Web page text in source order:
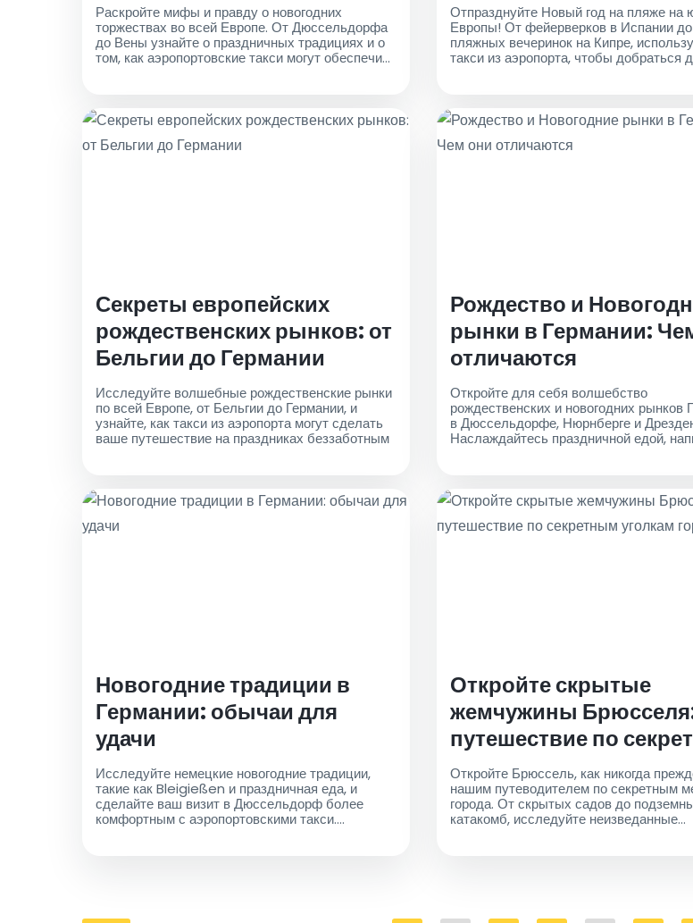
Раскройте мифы и правду о новогодних
торжествах во всей Европе. От Дюссельдорфа
до Вены узнайте о праздничных традициях и о
том, как аэропортовские такси могут обеспечить
Отпразднуйте Новый год на пляже на
Европы! От фейерверков в Испании до
пляжных вечеринок на Кипре,
такси из аэропорта, чтобы добраться
Секреты европейских
рождественских рынков: от
Бельгии до Германии
Исследуйте волшебные рождественские рынки
по всей Европе, от Бельгии до Германии, и
узнайте, как такси из аэропорта могут сделать
ваше путешествие на праздниках беззаботным
Рождество и
рынки в Германии:
отличаются
Откройте для себя волшебство
рождественских и новогодних рынков
в Дюссельдорфе, Нюрнберге и
Наслаждайтесь праздничной едой,
Новогодние традиции в
Германии: обычаи для
удачи
Исследуйте немецкие новогодние традиции,
такие как Bleigießen и праздничная еда, и
сделайте ваш визит в Дюссельдорф более
комфортным с аэропортовскими такси.
Откройте скрытые
жемчужины
путешествие по
уголкам города
Откройте Брюссель, как никогда
нашим путеводителем по секретным
города. От скрытых садов до
катакомб, исследуйте неизведанные